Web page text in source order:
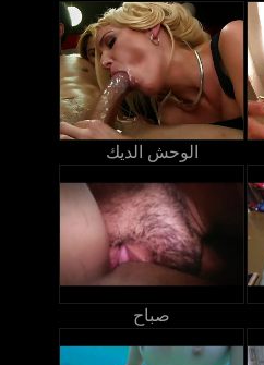
الوحش الديك
صباح